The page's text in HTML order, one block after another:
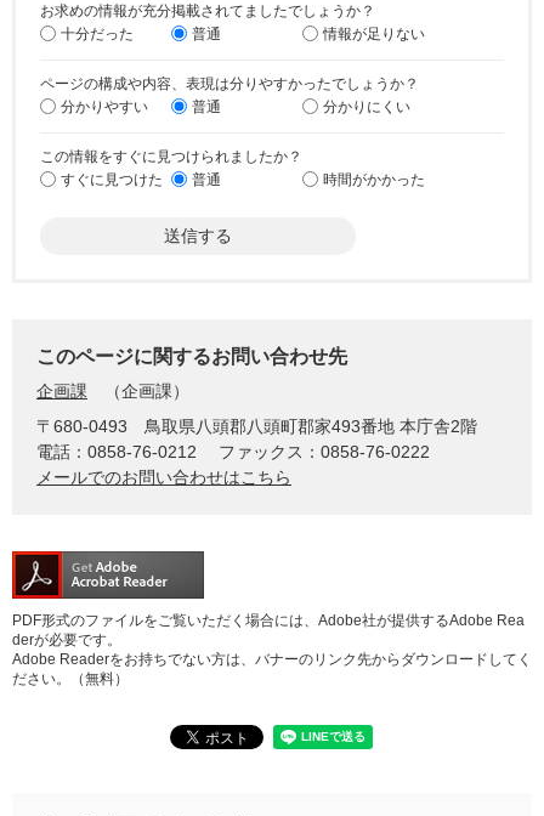
お求めの情報が充分掲載されてましたでしょうか？
十分だった
普通 情報が足りない
ページの構成や内容、表現は分りやすかったでしょうか？
分かりやすい
普通 分かりにくい
この情報をすぐに見つけられましたか？
すぐに見つけた
普通 時間がかかった
このページに関するお問い合わせ先
企画課
企画課
〒680-0493
鳥取県八頭郡八頭町郡家493番地 本庁舎2階
電話：0858-76-0212
ファックス：0858-76-0222
メールでのお問い合わせはこちら
PDF形式のファイルをご覧いただく場合には、Adobe社が提供するAdobe Rea
derが必要です。
Adobe Readerをお持ちでない方は、バナーのリンク先からダウンロードしてく
ださい。（無料）